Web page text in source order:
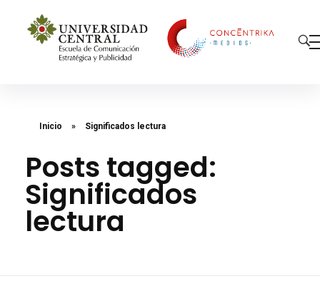
Inicio » Significados lectura
Posts tagged:
Significados
lectura